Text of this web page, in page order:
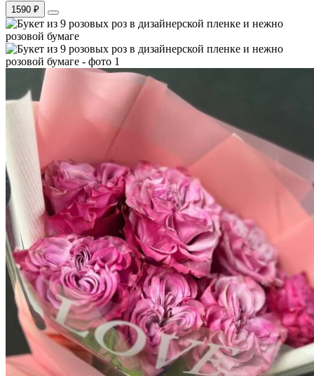
1590 ₽